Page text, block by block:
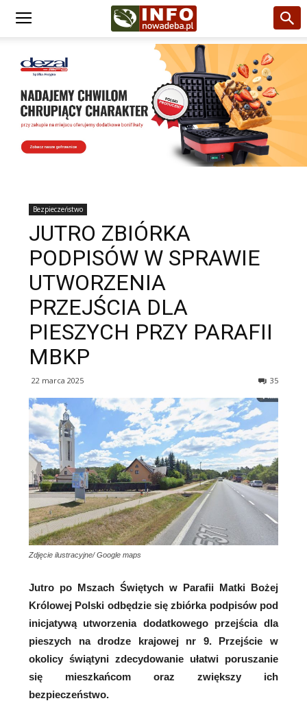
Bezpieczeństwo
JUTRO ZBIÓRKA
PODPISÓW W SPRAWIE
UTWORZENIA
PRZEJŚCIA DLA
PIESZYCH PRZY PARAFII
MBKP
22 marca 2025 35
Zdjęcie ilustracyjne/ Google maps
Jutro po Mszach Świętych w Parafii Matki Bożej
Królowej Polski odbędzie się zbiórka podpisów pod
inicjatywą utworzenia dodatkowego przejścia dla
pieszych na drodze krajowej nr 9. Przejście w
okolicy świątyni zdecydowanie ułatwi poruszanie
się mieszkańcom oraz zwiększy ich
bezpieczeństwo.